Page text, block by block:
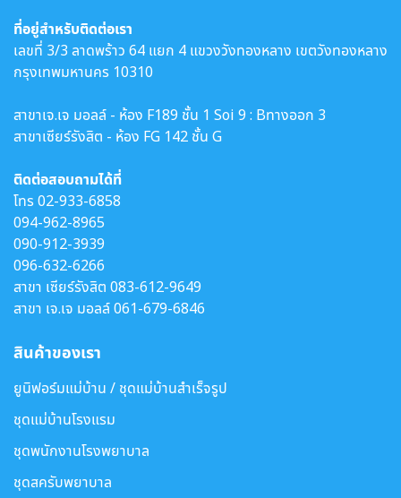
ที่อยู่สำหรับติดต่อเรา
เลขที่ 3/3 ลาดพร้าว 64 แยก 4 แขวงวังทองหลาง เขตวังทองหลาง
กรุงเทพมหานคร 10310
สาขาเจ.เจ มอลล์ - ห้อง F189 ชั้น 1 Soi 9 : Bทางออก 3
สาขาเซียร์รังสิต - ห้อง FG 142 ชั้น G
ติดต่อสอบถามได้ที่
โทร02-933-6858
094-962-8965
090-912-3939
096-632-6266
สาขา เซียร์รังสิต 083-612-9649
สาขา เจ.เจ มอลล์061-679-6846
สินค้าของเรา
ยูนิฟอร์มแม่บ้าน / ชุดแม่บ้านสำเร็จรูป
ชุดแม่บ้านโรงแรม
ชุดพนักงานโรงพยาบาล
ชุดสครับพยาบาล